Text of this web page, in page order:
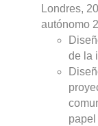
Londres,
autónomo
de la
papel